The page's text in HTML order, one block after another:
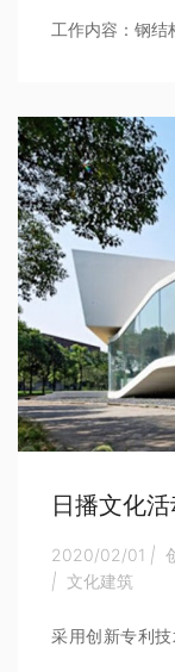
工作内容：钢结
日播文化
2020/02/01 |
| 文化建筑
采用创新专利